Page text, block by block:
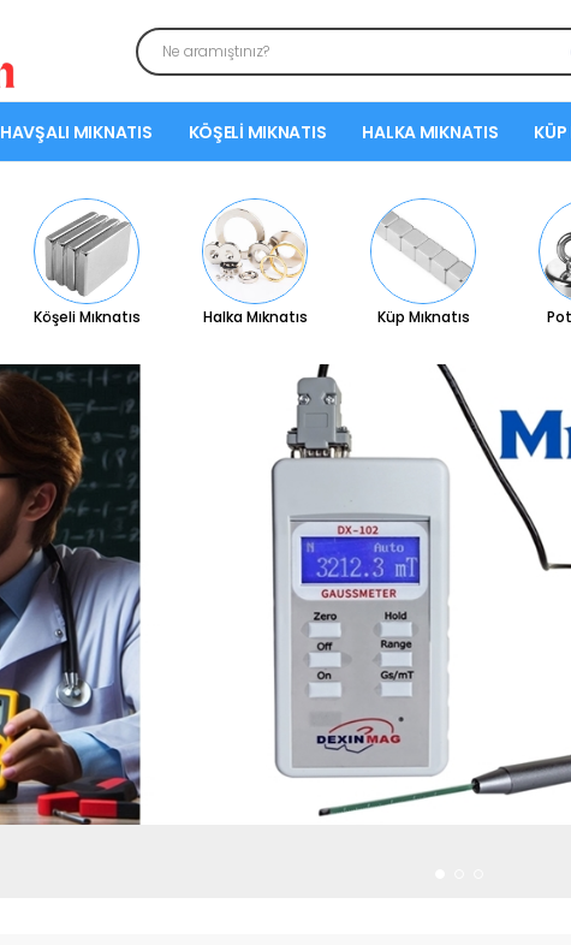
HAVŞALI MIKNATIS KÖŞELI MIKNATIS HALKA MIKNATIS
Köşeli Mıknatıs Halka Mıknatıs Küp Mıknatıs